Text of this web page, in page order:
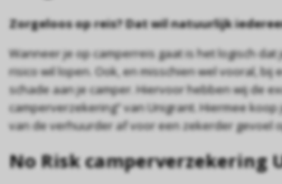
Zorgeloos op reis? Dat wil natuurlijk
Wanneer je op camperreis gaat is het logisch dat
risico wil lopen. Ook, en misschien wel vooral, bij
schade aan je camper. Hiervoor hebben wij de
camperverzekering” van Unigrant. Hiermee koop
van de verhuurder af voor een zekerder gevoel
No Risk camperverzekering